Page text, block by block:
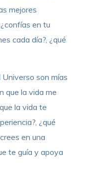
mejores
en tu
cada día?, ¿qué
Universo son mías
que la vida me
la vida te
¿qué
en una
te guía y apoya